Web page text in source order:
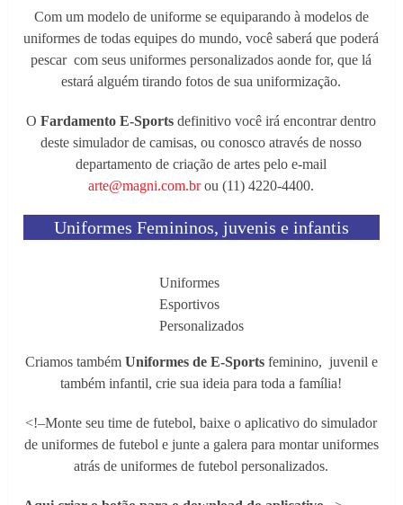
Com um modelo de uniforme se equiparando à modelos de
uniformes de todas equipes do mundo, você saberá que poderá
pescar com seus uniformes personalizados aonde for, que lá
estará alguém tirando fotos de sua uniformização.
OFardamento E-Sports definitivo você irá encontrar dentro
deste simulador de camisas, ou conosco através de nosso
departamento de criação de artes pelo e-mail
arte@magni.com.brou (11) 4220-4400.
Uniformes Femininos, juvenis e infantis
Uniformes
Esportivos
Personalizados
Criamos também Uniformes de E-Sportsfeminino, juvenil e
também infantil, crie sua ideia para toda a família!
<!–Monte seu time de futebol, baixe o aplicativo do simulador
de uniformes de futebol e junte a galera para montar uniformes
atrás de uniformes de futebol personalizados.